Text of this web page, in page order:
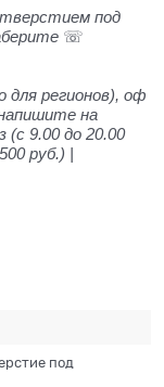
под
☏
для регионов), оф
на
(с 9.00 до 20.00
руб.) |
под